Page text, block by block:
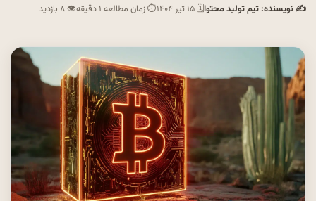
✍ نویسنده: تیم تولید محتوا🗓 ۱۵ تیر ۱۴۰۴ ⏱ زمان مطالعه ۱ دقیقه 👁 ۸ بازدید